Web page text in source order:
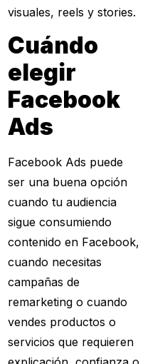
visuales, reels y stories.
Cuándo
elegir
Facebook
Ads
Facebook Ads puede
ser una buena opción
cuando tu audiencia
sigue consumiendo
contenido en Facebook,
cuando necesitas
campañas de
remarketing o cuando
vendes productos o
servicios que requieren